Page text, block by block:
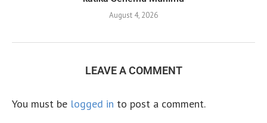
August 4, 2026
LEAVE A COMMENT
You must be logged in to post a comment.